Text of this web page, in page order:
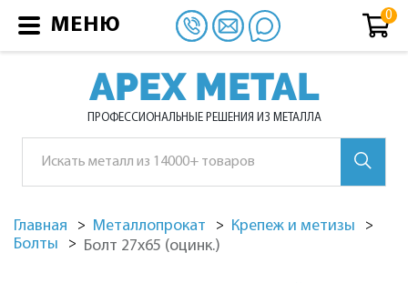
APEX METAL
ПРОФЕССИОНАЛЬНЫЕ РЕШЕНИЯ ИЗ МЕТАЛЛА
Главная Металлопрокат
Крепеж и метизы
Болты
Болт 27х65 (оцинк.)
МЕНЮ